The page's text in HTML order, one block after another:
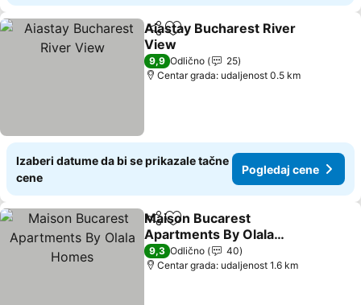
Deli Dodati u favorite
Aiastay Bucharest River
View
Pogledaj cene
9,9 Odlično
25
Centar grada: udaljenost 0.5 km
Izaberi datume da bi se prikazale tačne
cene
Pogledaj cene
Deli Dodati u favorite
Maison Bucarest
Apartments By Olala
Homes
Pogledaj cene
9,3 Odlično
40
Centar grada: udaljenost 1.6 km